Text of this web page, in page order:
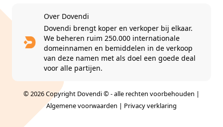
Over Dovendi
Dovendi brengt koper en verkoper bij elkaar.
We beheren ruim 250.000 internationale
domeinnamen en bemiddelen in de verkoop
van deze namen met als doel een goede deal
voor alle partijen.
© 2026 Copyright Dovendi © - alle rechten voorbehouden |
Algemene voorwaarden | Privacy verklaring